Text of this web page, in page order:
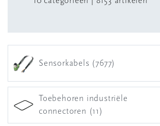
Sensorkabels (7677)
Toebehoren industriële
connectoren (11)